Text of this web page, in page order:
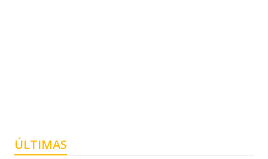
ÚLTIMAS